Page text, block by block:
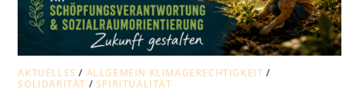
AKTUELLES / ALLGEMEIN KLIMAGERECHTIGKEIT /
SOLIDARITÄT / SPIRITUALITÄT